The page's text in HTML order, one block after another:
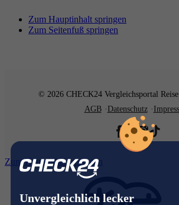
Unvergleichlich lecker
Zum Hauptinhalt springen
Zum Seitenfuß springen
© 2026 CHECK24 Vergleichsportal
AGB
Datenschutz
Zum Hauptinhalt springen